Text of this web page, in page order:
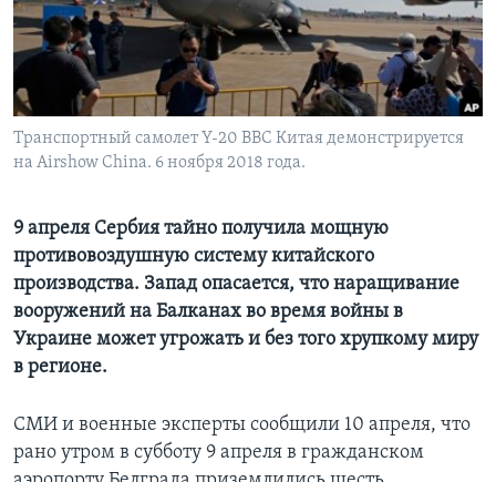
Learning English
СОЦИАЛЬНЫЕ СЕТИ
Транспортный самолет Y-20 ВВС Китая демонстрируется
на Airshow China. 6 ноября 2018 года.
9 апреля Сербия тайно получила мощную
противовоздушную систему китайского
производства. Запад опасается, что наращивание
вооружений на Балканах во время войны в
Украине может угрожать и без того хрупкому миру
в регионе.
СМИ и военные эксперты сообщили 10 апреля, что
рано утром в субботу 9 апреля в гражданском